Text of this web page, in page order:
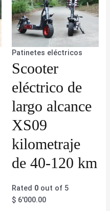
Patinetes eléctricos
Scooter
eléctrico de
largo alcance
XS09
kilometraje
de 40-120 km
Rated 0out of 5
$6'000.00